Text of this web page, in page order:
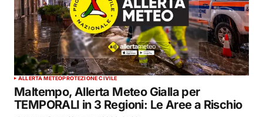
ALLERTA METEOPROTEZIONE CIVILE
Maltempo, Allerta Meteo Gialla per
TEMPORALI in 3 Regioni: Le Aree a Rischio